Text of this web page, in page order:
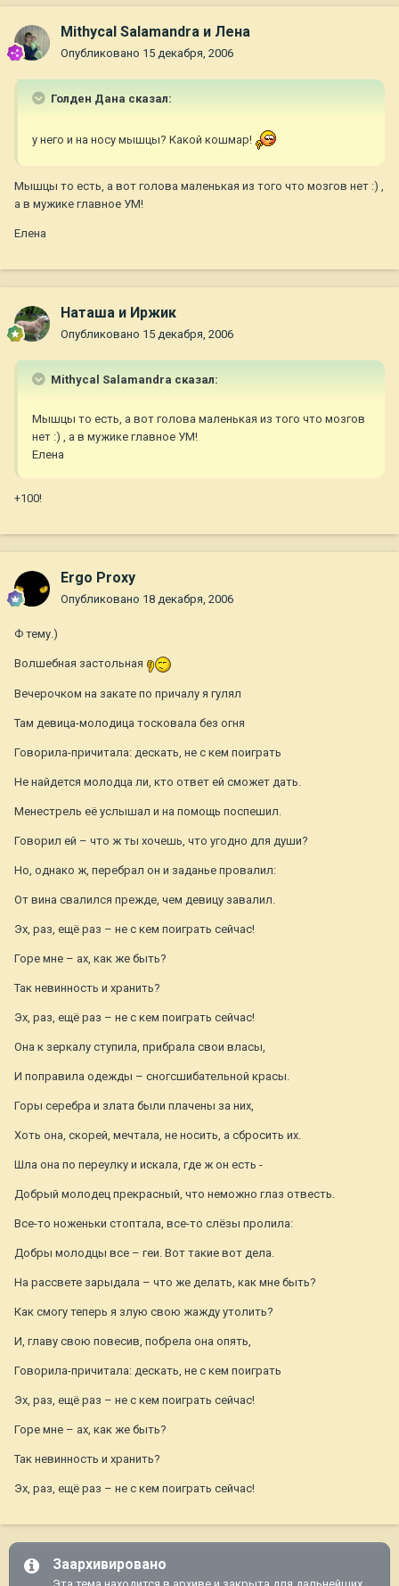
Mithycal Salamandra и Лена
Опубликовано 15 декабря, 2006
Голден Дана сказал:
у него и на носу мышцы? Какой кошмар!
Мышцы то есть, а вот голова маленькая из того что мозгов нет :) ,
а в мужике главное УМ!
Елена
Наташа и Иржик
Опубликовано 15 декабря, 2006
Mithycal Salamandra сказал:
Мышцы то есть, а вот голова маленькая из того что мозгов
нет :) , а в мужике главное УМ!
Елена
+100!
Ergo Proxy
Опубликовано 18 декабря, 2006
Ф тему.)
Волшебная застольная
Вечерочком на закате по причалу я гулял
Там девица-молодица тосковала без огня
Говорила-причитала: дескать, не с кем поиграть
Не найдется молодца ли, кто ответ ей сможет дать.
Менестрель её услышал и на помощь поспешил.
Говорил ей – что ж ты хочешь, что угодно для души?
Но, однако ж, перебрал он и заданье провалил:
От вина свалился прежде, чем девицу завалил.
Эх, раз, ещё раз – не с кем поиграть сейчас!
Горе мне – ах, как же быть?
Так невинность и хранить?
Эх, раз, ещё раз – не с кем поиграть сейчас!
Она к зеркалу ступила, прибрала свои власы,
И поправила одежды – сногсшибательной красы.
Горы серебра и злата были плачены за них,
Хоть она, скорей, мечтала, не носить, а сбросить их.
Шла она по переулку и искала, где ж он есть -
Добрый молодец прекрасный, что неможно глаз отвесть.
Все-то ноженьки стоптала, все-то слёзы пролила:
Добры молодцы все – геи. Вот такие вот дела.
На рассвете зарыдала – что же делать, как мне быть?
Как смогу теперь я злую свою жажду утолить?
И, главу свою повесив, побрела она опять,
Говорила-причитала: дескать, не с кем поиграть
Эх, раз, ещё раз – не с кем поиграть сейчас!
Горе мне – ах, как же быть?
Так невинность и хранить?
Эх, раз, ещё раз – не с кем поиграть сейчас!
Заархивировано